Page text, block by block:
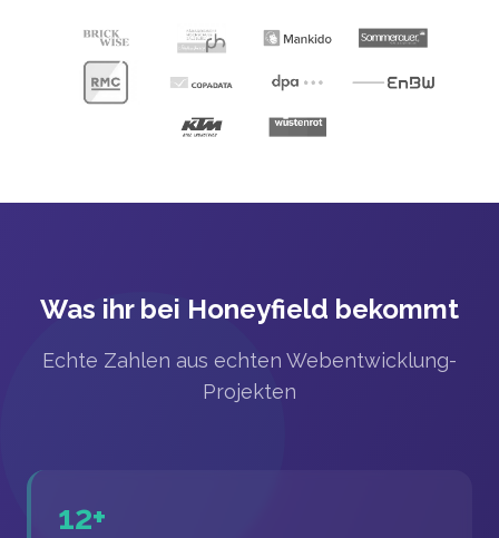
Was ihr bei Honeyfield bekommt
Echte Zahlen aus echten Webentwicklung-
Projekten
12+